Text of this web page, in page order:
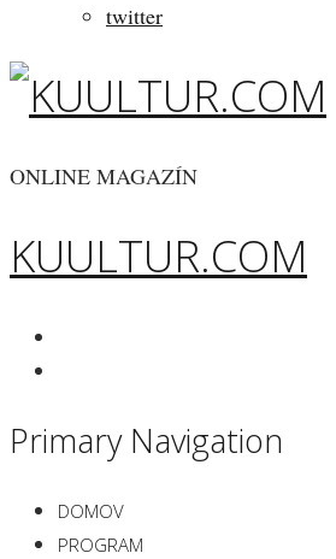
twitter
ONLINE MAGAZÍN
KUULTUR.COM
Primary Navigation
DOMOV
PROGRAM